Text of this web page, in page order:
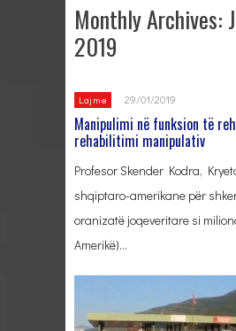
Monthly Archives:
2019
Lajme 29/01/2019
Manipulimi në funksion të
rehabilitimi manipulativ
Profesor Skender Kodra,
shqiptaro-amerikane për
oranizatë joqeveritare si
Amerikë)…